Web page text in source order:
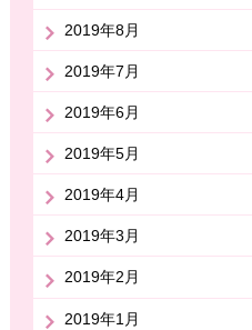
2019年8月
2019年7月
2019年6月
2019年5月
2019年4月
2019年3月
2019年2月
2019年1月